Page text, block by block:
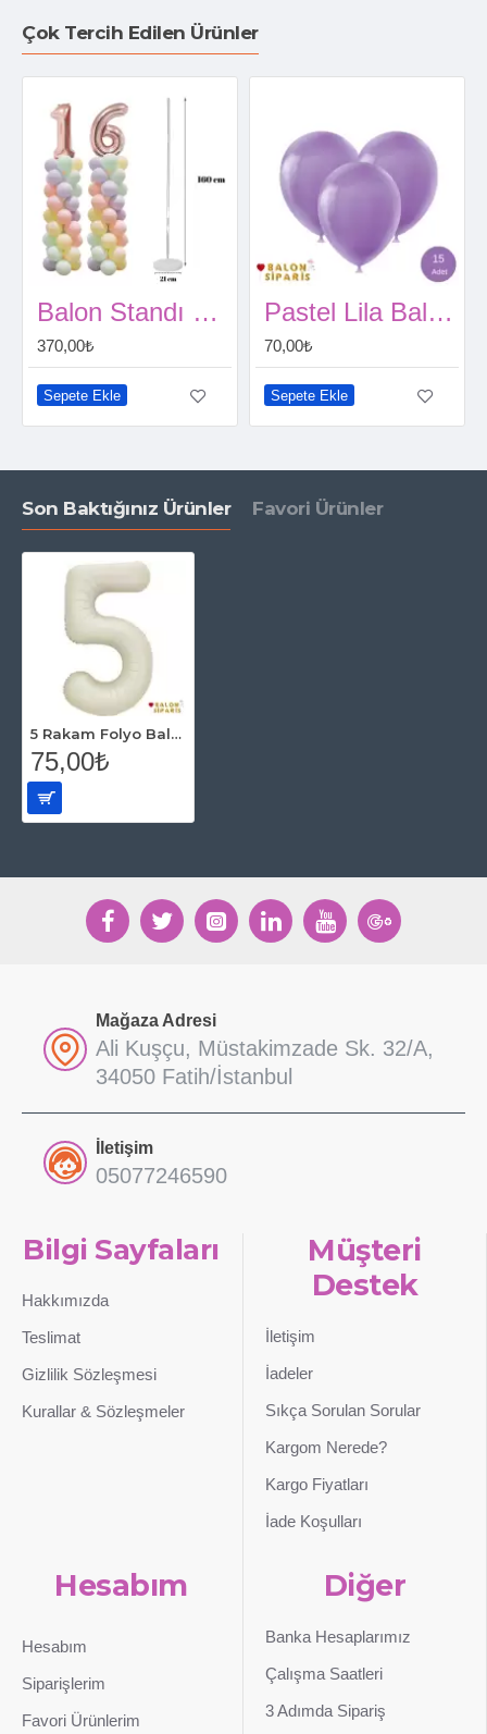
Çok Tercih Edilen Ürünler
Balon Standı Kule 160 cm (A-Kalite)
370,00₺
Sepete Ekle
Pastel Lila Balon 15 Adet
70,00₺
Sepete Ekle
Son Baktığınız Ürünler Favori Ürünler
5 Rakam Folyo Balon Krem 76 Cm
75,00₺
Mağaza Adresi
Ali Kuşçu, Müstakimzade Sk. 32/A,
34050 Fatih/İstanbul
İletişim
05077246590
Bilgi Sayfaları
Hakkımızda
Teslimat
Gizlilik Sözleşmesi
Kurallar & Sözleşmeler
Müşteri
Destek
İletişim
İadeler
Sıkça Sorulan Sorular
Kargom Nerede?
Kargo Fiyatları
İade Koşulları
Hesabım
Hesabım
Siparişlerim
Favori Ürünlerim
Diğer
Banka Hesaplarımız
Çalışma Saatleri
3 Adımda Sipariş